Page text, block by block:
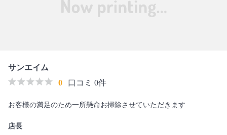
サンエイム
0
口コミ 0件
お客様の満足のため一所懸命お掃除させていただきます
店長